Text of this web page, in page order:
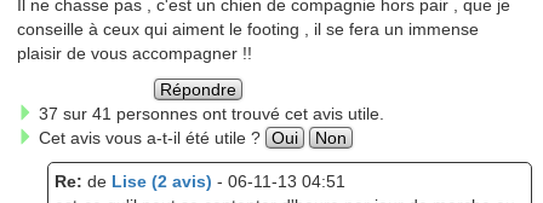
Il ne chasse pas , c'est un chien de compagnie hors pair , que je
conseille à ceux qui aiment le footing , il se fera un immense
plaisir de vous accompagner !!
Répondre
37 sur 41 personnes ont trouvé cet avis utile.
Cet avis vous a-t-il été utile ? Oui Non
Re: de Lise (2 avis) - 06-11-13 04:51